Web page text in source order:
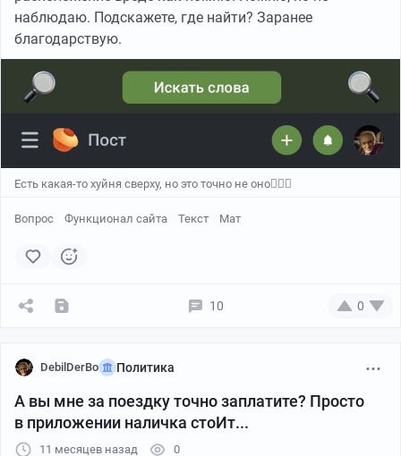
#comment_364747775
наблюдаю. Подскажете, где найти? Заранее
благодарствую.
Есть какая-то хуйня сверху, но это точно не оно🤷🏻‍♂️
Вопрос Функционал сайта Текст Мат
10 0
DebilDerBo Политика
А вы мне за поездку точно заплатите? Просто
в приложении наличка стоИт...
11 месяцев назад 0